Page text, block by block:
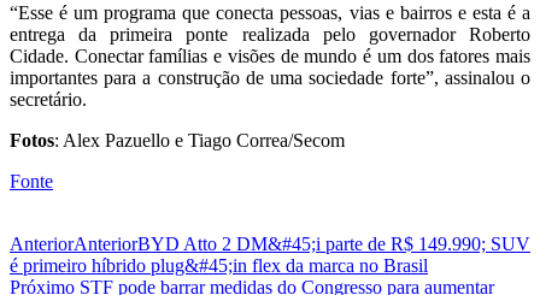
“Esse é um programa que conecta pessoas, vias e bairros e esta é a
entrega da primeira ponte realizada pelo governador Roberto
Cidade. Conectar famílias e visões de mundo é um dos fatores mais
importantes para a construção de uma sociedade forte”, assinalou o
secretário.
Fotos: Alex Pazuello e Tiago Correa/Secom
Fonte
AnteriorAnteriorBYD Atto 2 DM&#45;i parte de R$ 149.990; SUV
é primeiro híbrido plug&#45;in flex da marca no Brasil
Próximo STF pode barrar medidas do Congresso para aumentar